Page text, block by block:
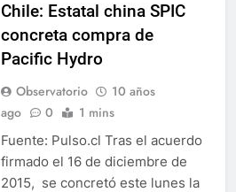
Chile: Estatal china SPIC
concreta compra de
Pacific Hydro
Observatorio
10 años
ago
0 1 mins
Fuente: Pulso.cl Tras el acuerdo
firmado el 16 de diciembre de
2015, se concretó este lunes la